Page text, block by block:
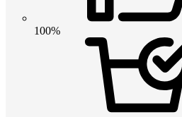
100%